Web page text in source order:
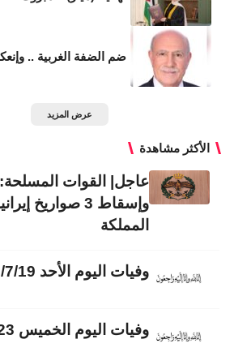
ضم الضفة الغربية ..
عرض المزيد
الأكثر مشاهدة
عاجل| القوات
وإسقاط 3 صواريخ
المملكة
وفيات اليوم الأحد 2026/7/19
وفيات اليوم الخميس 2026/7/23